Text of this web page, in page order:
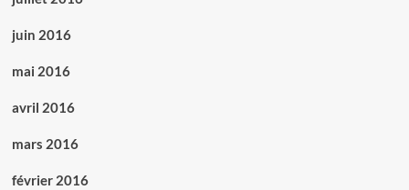
juin 2016
mai 2016
avril 2016
mars 2016
février 2016